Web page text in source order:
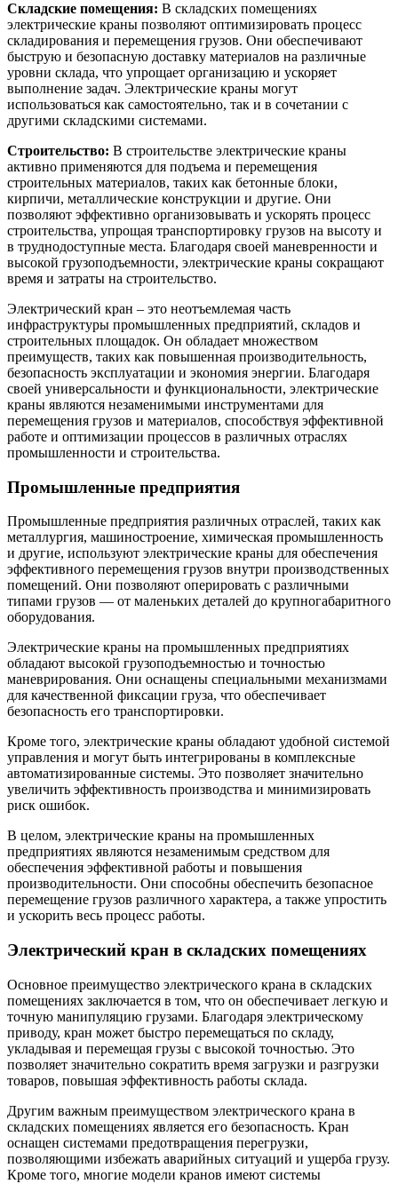
Складские помещения: В складских помещениях
электрические краны позволяют оптимизировать процесс
складирования и перемещения грузов. Они обеспечивают
быструю и безопасную доставку материалов на различные
уровни склада, что упрощает организацию и ускоряет
выполнение задач. Электрические краны могут
использоваться как самостоятельно, так и в сочетании с
другими складскими системами.
Строительство: В строительстве электрические краны
активно применяются для подъема и перемещения
строительных материалов, таких как бетонные блоки,
кирпичи, металлические конструкции и другие. Они
позволяют эффективно организовывать и ускорять процесс
строительства, упрощая транспортировку грузов на высоту и
в труднодоступные места. Благодаря своей маневренности и
высокой грузоподъемности, электрические краны сокращают
время и затраты на строительство.
Электрический кран – это неотъемлемая часть
инфраструктуры промышленных предприятий, складов и
строительных площадок. Он обладает множеством
преимуществ, таких как повышенная производительность,
безопасность эксплуатации и экономия энергии. Благодаря
своей универсальности и функциональности, электрические
краны являются незаменимыми инструментами для
перемещения грузов и материалов, способствуя эффективной
работе и оптимизации процессов в различных отраслях
промышленности и строительства.
Промышленные предприятия
Промышленные предприятия различных отраслей, таких как
металлургия, машиностроение, химическая промышленность
и другие, используют электрические краны для обеспечения
эффективного перемещения грузов внутри производственных
помещений. Они позволяют оперировать с различными
типами грузов — от маленьких деталей до крупногабаритного
оборудования.
Электрические краны на промышленных предприятиях
обладают высокой грузоподъемностью и точностью
маневрирования. Они оснащены специальными механизмами
для качественной фиксации груза, что обеспечивает
безопасность его транспортировки.
Кроме того, электрические краны обладают удобной системой
управления и могут быть интегрированы в комплексные
автоматизированные системы. Это позволяет значительно
увеличить эффективность производства и минимизировать
риск ошибок.
В целом, электрические краны на промышленных
предприятиях являются незаменимым средством для
обеспечения эффективной работы и повышения
производительности. Они способны обеспечить безопасное
перемещение грузов различного характера, а также упростить
и ускорить весь процесс работы.
Электрический кран в складских помещениях
Основное преимущество электрического крана в складских
помещениях заключается в том, что он обеспечивает легкую и
точную манипуляцию грузами. Благодаря электрическому
приводу, кран может быстро перемещаться по складу,
укладывая и перемещая грузы с высокой точностью. Это
позволяет значительно сократить время загрузки и разгрузки
товаров, повышая эффективность работы склада.
Другим важным преимуществом электрического крана в
складских помещениях является его безопасность. Кран
оснащен системами предотвращения перегрузки,
позволяющими избежать аварийных ситуаций и ущерба грузу.
Кроме того, многие модели кранов имеют системы